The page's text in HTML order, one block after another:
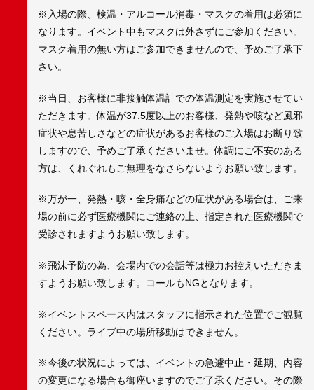
※入場の際、検温・アルコール消毒・マスクの着用は必須に
なります。イベント中もマスクは外さずにご参加ください。
マスク着用の無い方はご参加できませんので、予めご了承下
さい。
※当日、お客様に非接触体温計での体温測定を実施させてい
ただきます。体温が37.5度以上のお客様、発熱や咳など風邪
症状や息苦しさなどの症状があるお客様のご入場はお断り致
しますので、予めご了承くださいませ。体調にご不安のある
方は、くれぐれもご無理をなさらないようお願い致します。
※万が一、発熱・咳・全身痛などの症状がある場合は、ご来
場の前に必ず医療機関にご連絡の上、指定された医療機関で
受診されますようお願い致します。
※飛沫予防の為、会場内での会話等は極力お控えいただきま
すようお願い致します。コールもNGとなります。
※イベントスペース内はスタッフに指示された位置でご観覧
ください。ライブ中の場所移動はできません。
※今後の状況によっては、イベントの急遽中止・延期、内容
の変更になる場合も御座いますのでご了承ください。その際